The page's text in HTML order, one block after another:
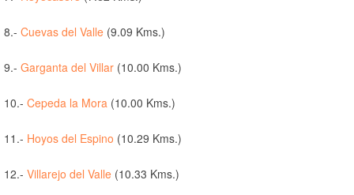
8.- Cuevas del Valle (9.09 Kms.)
9.- Garganta del Villar (10.00 Kms.)
10.- Cepeda la Mora (10.00 Kms.)
11.- Hoyos del Espino (10.29 Kms.)
12.- Villarejo del Valle (10.33 Kms.)